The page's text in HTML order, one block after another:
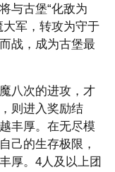
与古堡“化敌为
军，转攻为守于
战，成为古堡最
八次的进攻，才
则进入奖励结
丰厚。在无尽模
己的生存极限，
厚。4人及以上团